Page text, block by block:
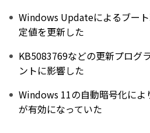
Windows Updateによるブー
定値を更新した
KB5083769などの更新プログ
ントに影響した
Windows 11の自動暗号化に
が有効になっていた